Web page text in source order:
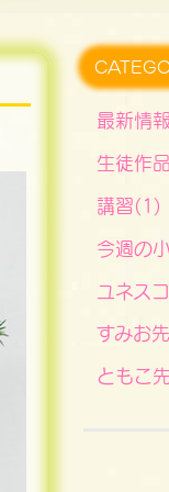
最新情
生徒作
講習(1)
今週の
ユネス
すみお
ともこ